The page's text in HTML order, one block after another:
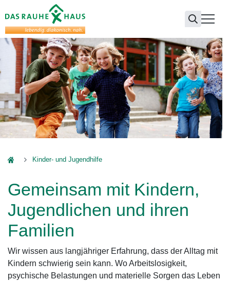
Das Rauhe Haus
Kinder- und Jugendhilfe
Gemeinsam mit Kindern,
Jugendlichen und ihren
Familien
Wir wissen aus langjähriger Erfahrung, dass der Alltag mit
Kindern schwierig sein kann. Wo Arbeitslosigkeit,
psychische Belastungen und materielle Sorgen das Leben